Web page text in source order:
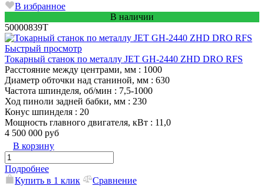
В избранное
В наличии
50000839T
Быстрый просмотр
Токарный станок по металлу JET GH-2440 ZHD DRO RFS
Расстояние между центрами, мм : 1000
Диаметр обточки над станиной, мм : 630
Частота шпинделя, об/мин : 7,5-1000
Ход пиноли задней бабки, мм : 230
Конус шпинделя : 20
Мощность главного двигателя, кВт : 11,0
4 500 000 руб
В корзину
Подробнее
Купить в 1 клик
Сравнение